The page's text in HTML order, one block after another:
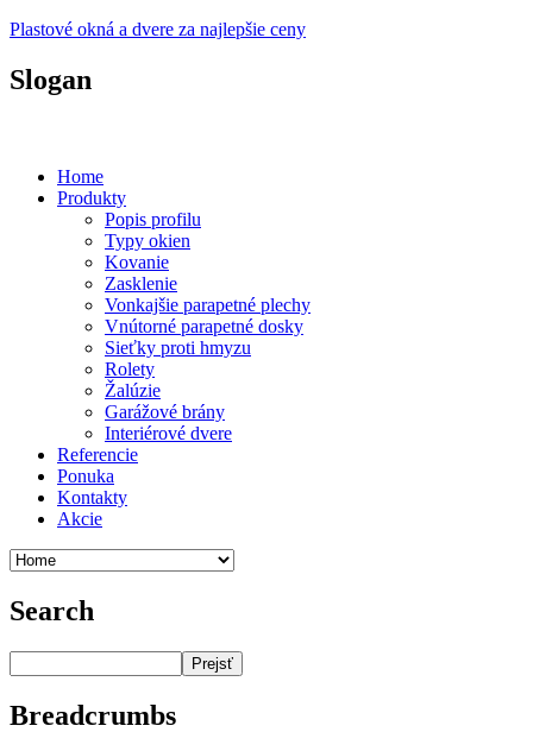
Plastové okná a dvere za najlepšie ceny
Slogan
Home
Produkty
Popis profilu
Typy okien
Kovanie
Zasklenie
Vonkajšie parapetné plechy
Vnútorné parapetné dosky
Sieťky proti hmyzu
Rolety
Žalúzie
Garážové brány
Interiérové dvere
Referencie
Ponuka
Kontakty
Akcie
Search
Prejsť
Breadcrumbs